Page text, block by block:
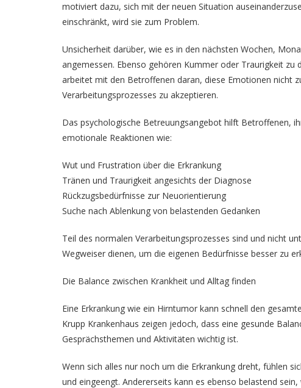
motiviert dazu, sich mit der neuen Situation
einschränkt, wird sie zum Problem.
Unsicherheit darüber, wie es in den nächsten Wochen,
angemessen. Ebenso gehören Kummer oder Traurigkeit
arbeitet mit den Betroffenen daran, diese Emotionen nicht
Verarbeitungsprozesses zu akzeptieren.
Das psychologische Betreuungsangebot hilft Betroffenen,
emotionale Reaktionen wie:
Wut und Frustration über die Erkrankung
Tränen und Traurigkeit angesichts der Diagnose
Rückzugsbedürfnisse zur Neuorientierung
Suche nach Ablenkung von belastenden Gedanken
Teil des normalen Verarbeitungsprozesses sind und nicht
Wegweiser dienen, um die eigenen Bedürfnisse besser zu
Die Balance zwischen Krankheit und Alltag finden
Eine Erkrankung wie ein Hirntumor kann schnell den
Krupp Krankenhaus zeigen jedoch, dass eine gesunde
Gesprächsthemen und Aktivitäten wichtig ist.
Wenn sich alles nur noch um die Erkrankung dreht, fühlen
und eingeengt. Andererseits kann es ebenso belastend